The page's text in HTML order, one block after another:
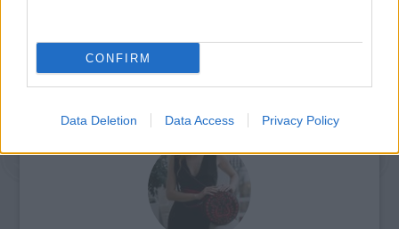
CONFIRM
Data Deletion Data Access Privacy Policy
TRADÍCIÓ ÉS ELEGANCIA TALÁLKOZÁSA –
ÁTADTÁK A KIS FEKETE PÁLYÁZAT DÍJAIT